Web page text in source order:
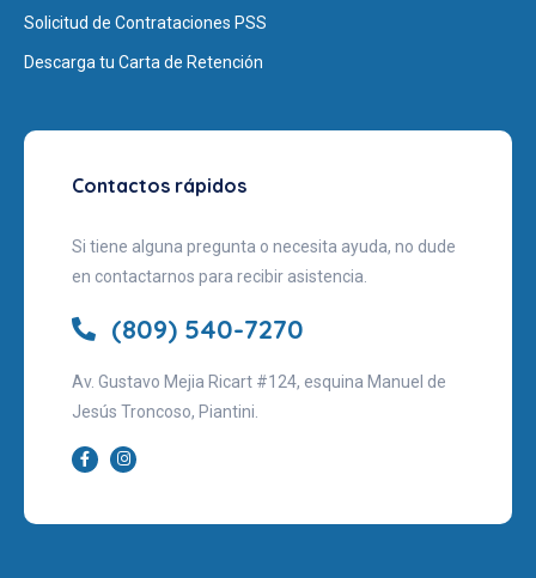
Solicitud de Contrataciones PSS
Descarga tu Carta de Retención
Contactos rápidos
Si tiene alguna pregunta o necesita ayuda, no dude
en contactarnos para recibir asistencia.
(809) 540-7270
Av. Gustavo Mejia Ricart #124, esquina Manuel de
Jesús Troncoso, Piantini.